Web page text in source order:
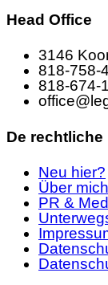
Head Office
3146
818-758-
818-674-
De rechtliche
Neu hier?
Über mich
PR &